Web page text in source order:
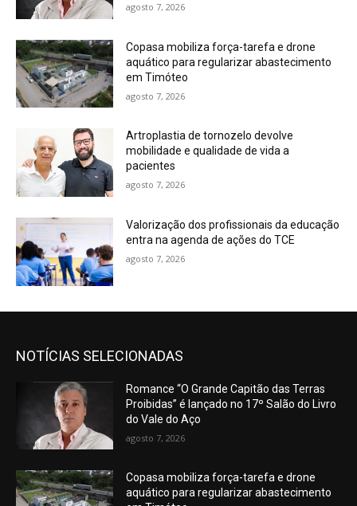
agosto 7, 2026
Copasa mobiliza força-tarefa e drone
aquático para regularizar abastecimento
em Timóteo
agosto 7, 2026
Artroplastia de tornozelo devolve
mobilidade e qualidade de vida a
pacientes
agosto 7, 2026
Valorização dos profissionais da educação
entra na agenda de ações do TCE
agosto 7, 2026
NOTÍCIAS SELECIONADAS
Romance “O Grande Capitão das Terras
Proibidas” é lançado no 17º Salão do Livro
do Vale do Aço
agosto 7, 2026
Copasa mobiliza força-tarefa e drone
aquático para regularizar abastecimento